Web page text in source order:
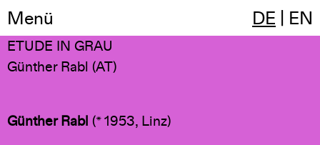
Menü DE EN
03:10
ETUDE IN GRAU
Günther Rabl (AT)
Günther Rabl (* 1953, Linz)